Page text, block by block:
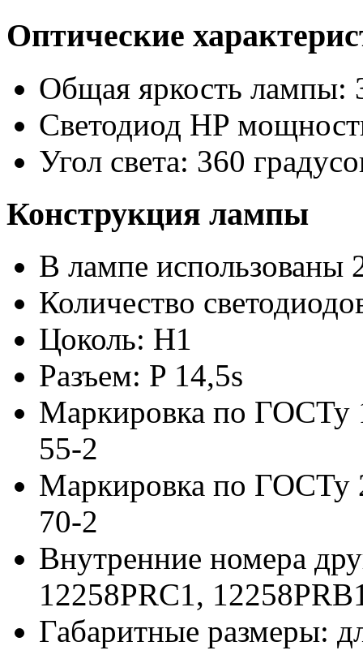
Оптические
Общая яркость лампы:
Светодиод HP
Угол света: 360
Конструкция лампы
В лампе использованы
Количество
Цоколь: H1
Разъем: P 14,5s
Маркировка по
55-2
Маркировка по
70-2
Внутренние номера
12258PRC1,
Габаритные размеры: